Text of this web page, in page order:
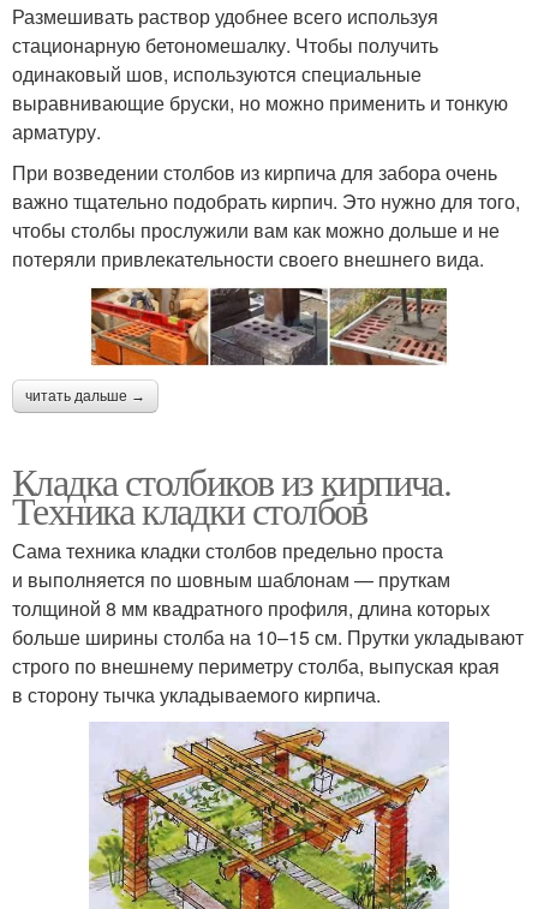
Размешивать раствор удобнее всего используя
стационарную бетономешалку. Чтобы получить
одинаковый шов, используются специальные
выравнивающие бруски, но можно применить и тонкую
арматуру.
При возведении столбов из кирпича для забора очень
важно тщательно подобрать кирпич. Это нужно для того,
чтобы столбы прослужили вам как можно дольше и не
потеряли привлекательности своего внешнего вида.
читать дальше →
Кладка столбиков из кирпича.
Техника кладки столбов
Сама техника кладки столбов предельно проста
и выполняется по шовным шаблонам — пруткам
толщиной 8 мм квадратного профиля, длина которых
больше ширины столба на 10–15 см. Прутки укладывают
строго по внешнему периметру столба, выпуская края
в сторону тычка укладываемого кирпича.